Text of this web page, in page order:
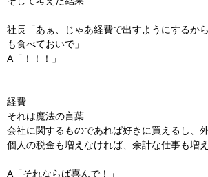
社長「あぁ、じゃあ経費で出すようにするか
も食べておいで」
A「！！！」
経費
それは魔法の言葉
会社に関するものであれば好きに買えるし、
個人の税金も増えなければ、余計な仕事も増
A「それならば喜んで！」